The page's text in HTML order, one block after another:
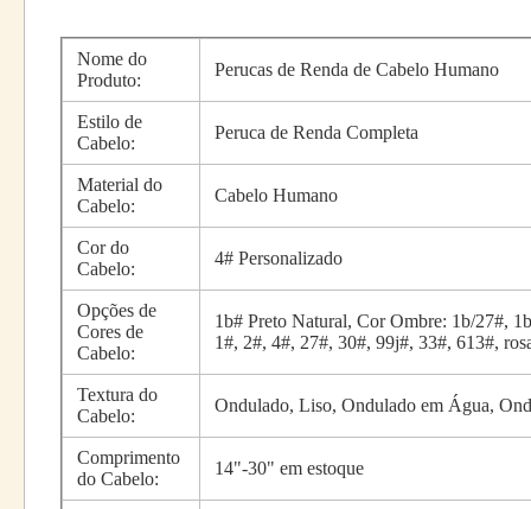
Nome do
Produto:
Perucas de Renda de Cabelo Humano
Estilo de
Cabelo:
Peruca de Renda Completa
Material do
Cabelo:
Cabelo Humano
Cor do
Cabelo:
4# Personalizado
Opções de
Cores de
Cabelo:
1b# Preto Natural, Cor Ombre: 1b/27#,
1#, 2#, 4#, 27#, 30#, 99j#, 33#, 613#,
Textura do
Cabelo:
Ondulado, Liso, Ondulado em Água,
Comprimento
do Cabelo:
14"-30" em estoque